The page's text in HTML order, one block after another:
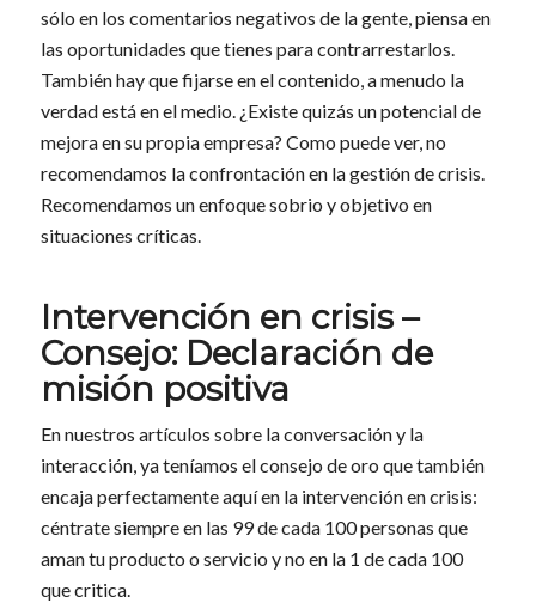
sólo en los comentarios negativos de la gente, piensa en
las oportunidades que tienes para contrarrestarlos.
También hay que fijarse en el contenido, a menudo la
verdad está en el medio. ¿Existe quizás un potencial de
mejora en su propia empresa? Como puede ver, no
recomendamos la confrontación en la gestión de crisis.
Recomendamos un enfoque sobrio y objetivo en
situaciones críticas.
Intervención en crisis –
Consejo: Declaración de
misión positiva
En nuestros artículos sobre la conversación y la
interacción, ya teníamos el consejo de oro que también
encaja perfectamente aquí en la intervención en crisis:
céntrate siempre en las 99 de cada 100 personas que
aman tu producto o servicio y no en la 1 de cada 100
que critica.